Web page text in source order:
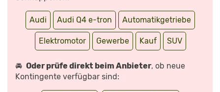
Audi Audi Q4 e-tron Automatikgetriebe
Elektromotor Gewerbe Kauf SUV
🚘 Oder prüfe direkt beim Anbieter, ob neue
Kontingente verfügbar sind: